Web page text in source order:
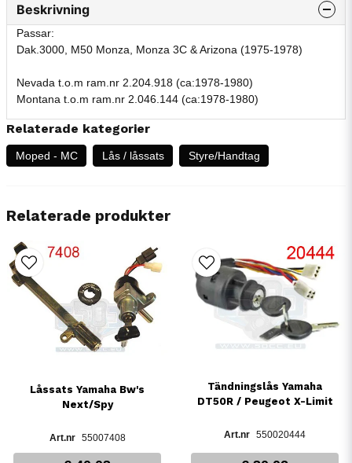
Beskrivning
Passar:
Dak.3000, M50 Monza, Monza 3C & Arizona (1975-1978)
Nevada t.o.m ram.nr 2.204.918 (ca:1978-1980)
Montana t.o.m ram.nr 2.046.144 (ca:1978-1980)
Relaterade kategorier
Moped - MC Lås / låssats Styre/Handtag
Relaterade produkter
Låssats Yamaha Bw's
Next/Spy
55007408
Tändningslås Yamaha
DT50R / Peugeot X-Limit
550020444